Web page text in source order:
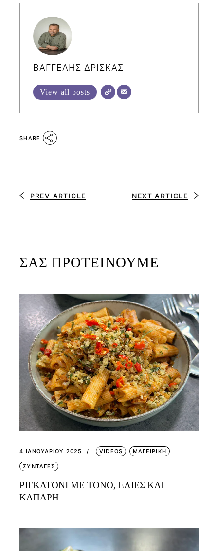
ΒΑΓΓΕΛΗΣ ΔΡΙΣΚΑΣ
View all posts
SHARE
PREV ARTICLE NEXT ARTICLE
ΣΑΣ ΠΡΟΤΕΙΝΟΥΜΕ
4 ΙΑΝΟΥΑΡΊΟΥ 2025 VIDEOS ΜΑΓΕΙΡΙΚΗ
ΣΥΝΤΑΓΕΣ
ΡΙΓΚΑΤΟΝΙ ΜΕ ΤΟΝΟ, ΕΛΙΕΣ ΚΑΙ
ΚΑΠΑΡΗ